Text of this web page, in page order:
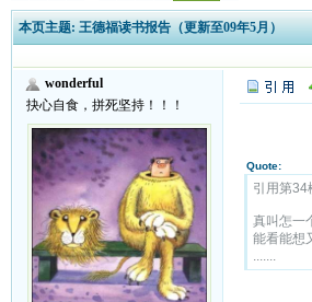
本页主题: 王德福读书报告（更新至09年5月）
wonderful
抉心自食，拼死坚持！！！
Quote:
引用第
真叫怎一
能看能想